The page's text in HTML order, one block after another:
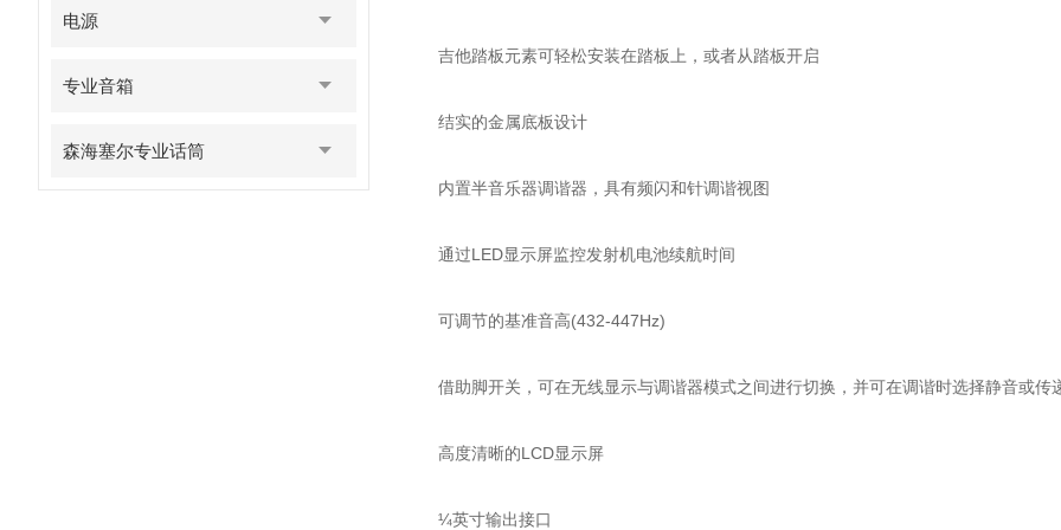
电源
专业音箱
森海塞尔专业话筒
吉他踏板元素可轻松安装在踏板上，或者从踏板开启
结实的金属底板设计
内置半音乐器调谐器，具有频闪和针调谐视图
通过LED显示屏监控发射机电池续航时间
可调节的基准音高(432-447Hz)
借助脚开关，可在无线显示与调谐器模式之间进行切换，并可在调谐时选择静音或传
高度清晰的LCD显示屏
¼英寸输出接口